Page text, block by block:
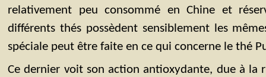
relativement peu consommé en Chine et
différents thés possèdent sensiblement les
spéciale peut être faite en ce qui concerne le thé
Ce dernier voit son action antioxydante, due à la